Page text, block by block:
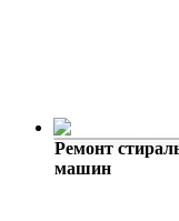
Ремонт
машин